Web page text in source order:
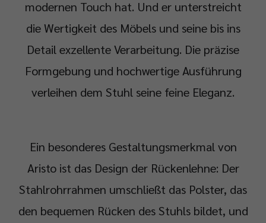
modernen Touch hat. Und er unterstreicht
die Wertigkeit des Möbels und seine bis ins
Detail exzellente Verarbeitung. Die präzise
Formgebung und hochwertige Ausführung
verleihen dem Stuhl seine feine Eleganz.
Ein besonderes Gestaltungsmerkmal von
Aristo ist das Design der Rückenlehne: Der
Stahlrohrrahmen umschließt das Polster, das
den bequemen Rücken des Stuhls bildet, und